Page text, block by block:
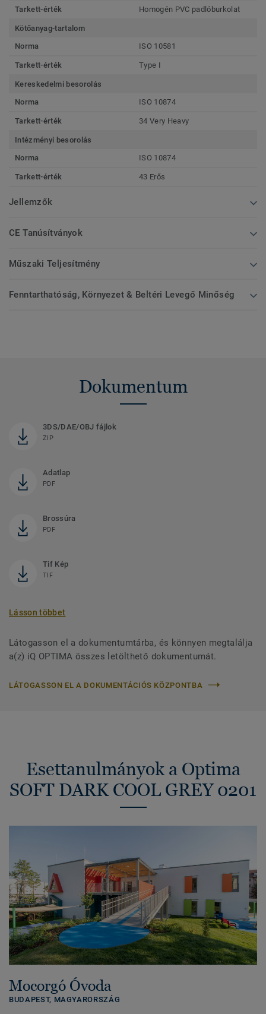
Tarkett-érték Homogén PVC padlóburkolat
Kötőanyag-tartalom
Norma
ISO 10581
Tarkett-érték Type I
Kereskedelmi besorolás
Norma
ISO 10874
Tarkett-érték 34 Very Heavy
Intézményi besorolás
Norma
ISO 10874
Tarkett-érték 43 Erős
Jellemzők
CE Tanúsítványok
Műszaki Teljesítmény
Fenntarthatóság, Környezet & Beltéri Levegő Minőség
Dokumentum
3DS/DAE/OBJ fájlok
ZIP
Adatlap
PDF
Brossúra
PDF
Tif Kép
TIF
Lásson többet
Látogasson el a dokumentumtárba, és könnyen megtalálja
a(z) iQ OPTIMA összes letölthető dokumentumát.
LÁTOGASSON EL A DOKUMENTÁCIÓS KÖZPONTBA
Esettanulmányok a Optima
SOFT DARK COOL GREY 0201
Mocorgó Óvoda
BUDAPEST, MAGYARORSZÁG